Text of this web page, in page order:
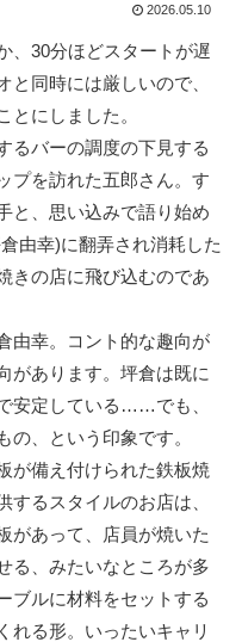
2026.05.10
、30分ほどスタートが遅
と同時には厳しいので、
とにしました。
るバーの調度の下見する
プを訪れた五郎さん。す
と、思い込みで語り始め
由幸)に翻弄され消耗した
きの店に飛び込むのであ
由幸。コント的な趣向が
があります。坪倉は既に
安定している……でも、
の、という印象です。
が備え付けられた鉄板焼
するスタイルのお店は、
があって、店員が焼いた
る、みたいなところが多
ブルに材料をセットする
れる形。いったいキャリ